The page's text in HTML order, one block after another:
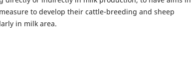
to develop their cattle-breeding and sheep
in milk area.